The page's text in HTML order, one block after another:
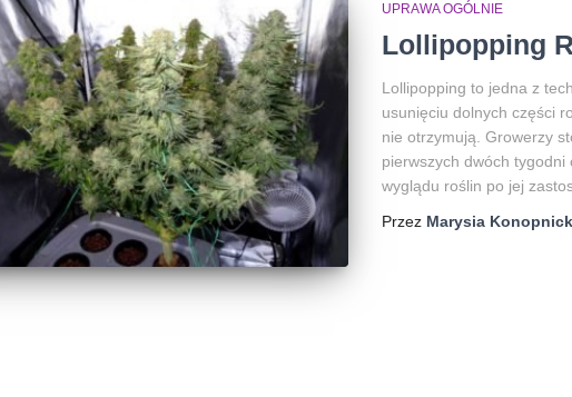
UPRAWA OGÓLNIE
Lollipopping
Lollipopping to jedna z
usunięciu dolnych części
nie otrzymują. Growerzy
pierwszych dwóch tygodni
wyglądu roślin po jej
Przez Marysia